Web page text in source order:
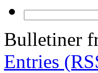
Bulletiner
Entries